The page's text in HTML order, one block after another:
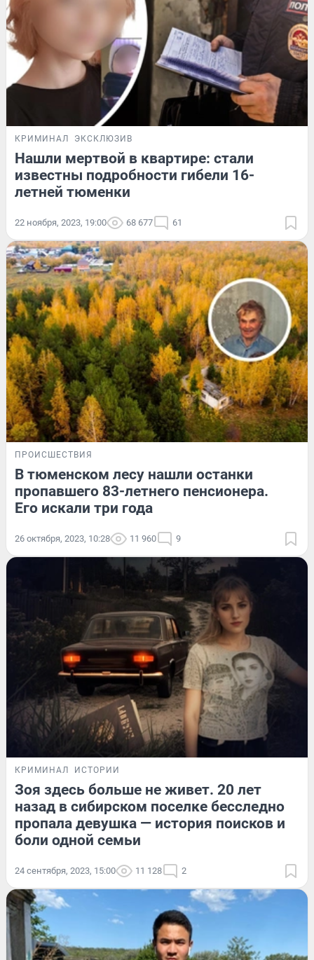
КРИМИНАЛ ЭКСКЛЮЗИВ
Нашли мертвой в квартире: стали
известны подробности гибели 16-
летней тюменки
22 ноября, 2023, 19:00 68 677 61
ПРОИСШЕСТВИЯ
В тюменском лесу нашли останки
пропавшего 83-летнего пенсионера.
Его искали три года
26 октября, 2023, 10:28 11 960 9
КРИМИНАЛ ИСТОРИИ
Зоя здесь больше не живет. 20 лет
назад в сибирском поселке бесследно
пропала девушка — история поисков и
боли одной семьи
24 сентября, 2023, 15:00 11 128 2